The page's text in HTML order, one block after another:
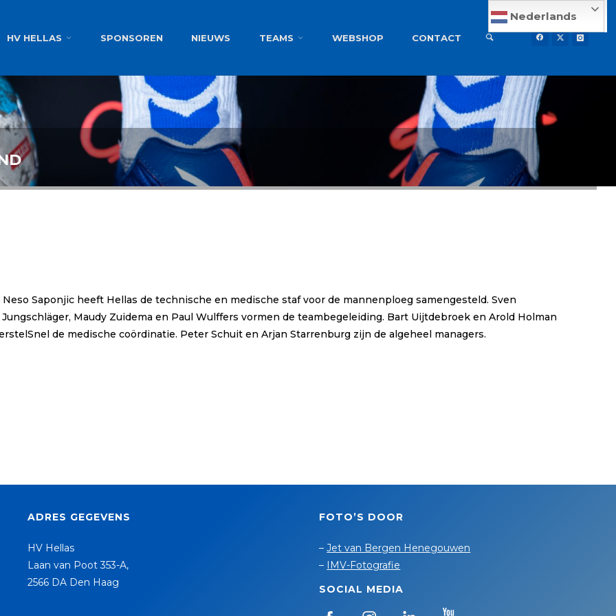
HV HELLAS SPONSOREN NIEUWS TEAMS WEBSHOP CONTACT
Nederlands
Saponjic heeft Hellas de technische en medische staf voor de mannenploeg samengesteld. Sven
Maudy Zuidema en Paul Wulffers vormen de teambegeleiding. Bart Uijtdebroek en Arold Holman
de medische coördinatie. Peter Schuit en Arjan Starrenburg zijn de algeheel managers.
ADRES GEGEVENS
HV Hellas
Laan van Poot 353-A,
2566 DA Den Haag
FOTO’S DOOR
–Jet van Bergen Henegouwen
– IMV-Fotografie
SOCIAL MEDIA